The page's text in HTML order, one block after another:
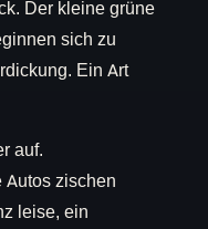
Der kleine grüne
sich zu
Ein Art
auf.
zischen
leise, ein